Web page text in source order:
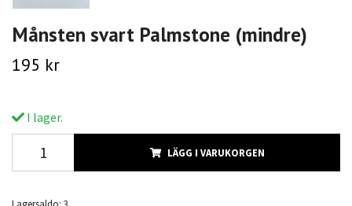
Månsten svart Palmstone (mindre)
195 kr
I lager.
LÄGG I VARUKORGEN